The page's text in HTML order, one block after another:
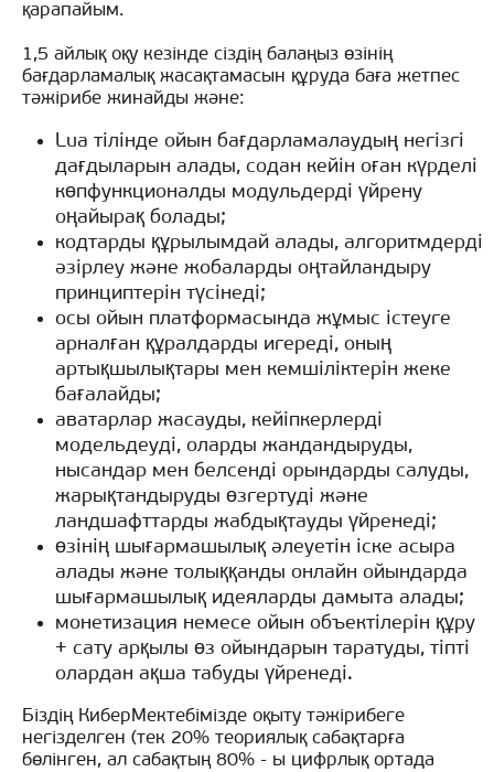
қарапайым.
1,5 айлық оқу кезінде сіздің балаңыз өзінің
бағдарламалық жасақтамасын құруда баға жетпес
тәжірибе жинайды және:
Lua тілінде ойын бағдарламалаудың негізгі
дағдыларын алады, содан кейін оған күрделі
көпфункционалды модульдерді үйрену
оңайырақ болады;
кодтарды құрылымдай алады, алгоритмдерді
әзірлеу және жобаларды оңтайландыру
принциптерін түсінеді;
осы ойын платформасында жұмыс істеуге
арналған құралдарды игереді, оның
артықшылықтары мен кемшіліктерін жеке
бағалайды;
аватарлар жасауды, кейіпкерлерді
модельдеуді, оларды жандандыруды,
нысандар мен белсенді орындарды салуды,
жарықтандыруды өзгертуді және
ландшафттарды жабдықтауды үйренеді;
өзінің шығармашылық әлеуетін іске асыра
алады және толыққанды онлайн ойындарда
шығармашылық идеяларды дамыта алады;
монетизация немесе ойын объектілерін құру
+ сату арқылы өз ойындарын таратуды, тіпті
олардан ақша табуды үйренеді.
Біздің КиберМектебімізде оқыту тәжірибеге
негізделген (тек 20% теориялық сабақтарға
бөлінген, ал сабақтың 80% - ы цифрлық ортада